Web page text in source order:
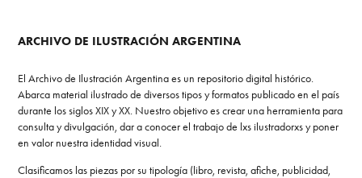
ARCHIVO DE ILUSTRACIÓN ARGENTINA
El Archivo de Ilustración Argentina es un repositorio digital histórico.
Abarca material ilustrado de diversos tipos y formatos publicado en el país
durante los siglos XIX y XX. Nuestro objetivo es crear una herramienta para
consulta y divulgación, dar a conocer el trabajo de lxs ilustradorxs y poner
en valor nuestra identidad visual.
Clasificamos las piezas por su tipología (libro, revista, afiche, publicidad,